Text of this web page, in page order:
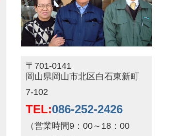
〒701-0141
岡山県岡山市北区白石東新町
7-102
TEL:086-252-2426
（営業時間9：00～18：00